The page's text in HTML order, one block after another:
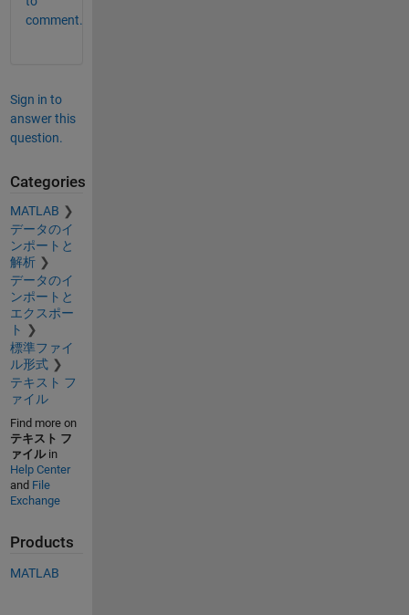
comment.
Sign in to
answer this
question.
Categories
MATLAB
データのイ
ンポートと
解析
データのイ
ンポートと
エクスポー
ト
標準ファイ
ル形式
テキスト フ
ァイル
Find more on
テキスト フ
ァイルin
Help Center
and File
Exchange
Products
MATLAB